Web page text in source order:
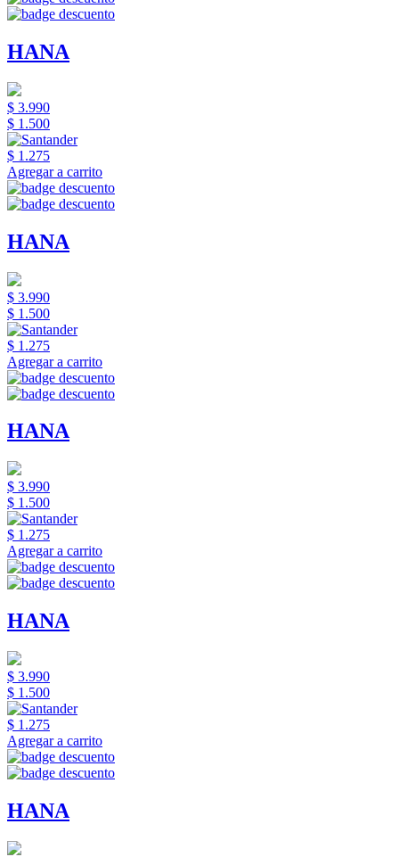
HANA
$ 3.990
$ 1.500
$ 1.275
Agregar a carrito
HANA
$ 3.990
$ 1.500
$ 1.275
Agregar a carrito
HANA
$ 3.990
$ 1.500
$ 1.275
Agregar a carrito
HANA
$ 3.990
$ 1.500
$ 1.275
Agregar a carrito
HANA